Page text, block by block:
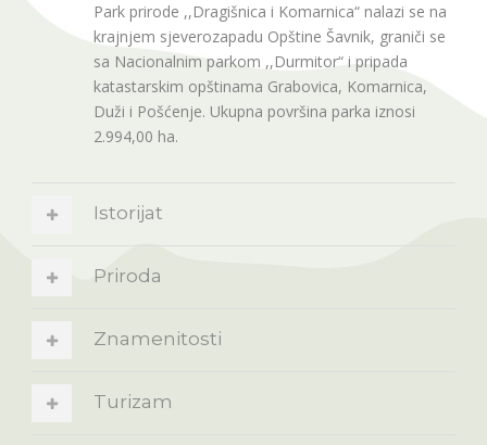
Park prirode ,,Dragišnica i Komarnica“ nalazi se na
krajnjem sjeverozapadu Opštine Šavnik, graniči se
sa Nacionalnim parkom ,,Durmitor“ i pripada
katastarskim opštinama Grabovica, Komarnica,
Duži i Pošćenje. Ukupna površina parka iznosi
2.994,00 ha.
Istorijat
Priroda
Znamenitosti
Turizam